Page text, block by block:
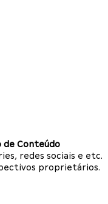
de Conteúdo
redes sociais e etc.
proprietários.